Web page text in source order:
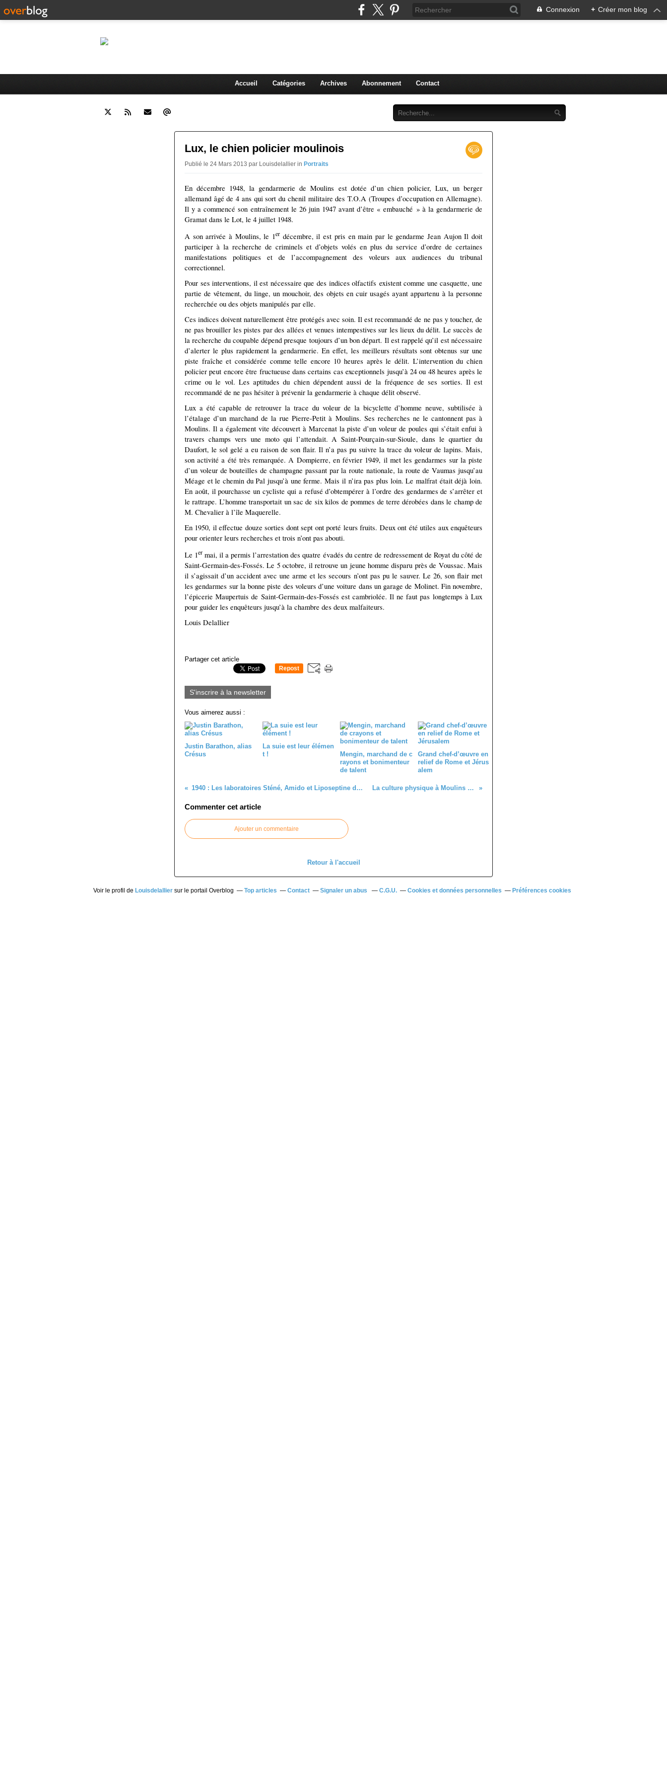
Connexion + Créer mon blog
Accueil Catégories Archives Abonnement Contact
Lux, le chien policier moulinois
Publié le 24 Mars 2013 par Louisdelallier in Portraits
En décembre 1948, la gendarmerie de Moulins est dotée d’un chien policier, Lux, un berger
allemand âgé de 4 ans qui sort du chenil militaire des T.O.A (Troupes d’occupation en Allemagne).
Il y a commencé son entraînement le 26 juin 1947 avant d’être « embauché » à la gendarmerie de
Gramat dans le Lot, le 4 juillet 1948.
A son arrivée à Moulins, le 1er décembre, il est pris en main par le gendarme Jean Aujon Il doit
participer à la recherche de criminels et d’objets volés en plus du service d’ordre de certaines
manifestations politiques et de l’accompagnement des voleurs aux audiences du tribunal
correctionnel.
Pour ses interventions, il est nécessaire que des indices olfactifs existent comme une casquette, une
partie de vêtement, du linge, un mouchoir, des objets en cuir usagés ayant appartenu à la personne
recherchée ou des objets manipulés par elle.
Ces indices doivent naturellement être protégés avec soin. Il est recommandé de ne pas y toucher, de
ne pas brouiller les pistes par des allées et venues intempestives sur les lieux du délit. Le succès de
la recherche du coupable dépend presque toujours d’un bon départ. Il est rappelé qu’il est nécessaire
d’alerter le plus rapidement la gendarmerie. En effet, les meilleurs résultats sont obtenus sur une
piste fraîche et considérée comme telle encore 10 heures après le délit. L’intervention du chien
policier peut encore être fructueuse dans certains cas exceptionnels jusqu’à 24 ou 48 heures après le
crime ou le vol. Les aptitudes du chien dépendent aussi de la fréquence de ses sorties. Il est
recommandé de ne pas hésiter à prévenir la gendarmerie à chaque délit observé.
Lux a été capable de retrouver la trace du voleur de la bicyclette d’homme neuve, subtilisée à
l’étalage d’un marchand de la rue Pierre-Petit à Moulins. Ses recherches ne le cantonnent pas à
Moulins. Il a également vite découvert à Marcenat la piste d’un voleur de poules qui s’était enfui à
travers champs vers une moto qui l’attendait. A Saint-Pourçain-sur-Sioule, dans le quartier du
Daufort, le sol gelé a eu raison de son flair. Il n’a pas pu suivre la trace du voleur de lapins. Mais,
son activité a été très remarquée. A Dompierre, en février 1949, il met les gendarmes sur la piste
d’un voleur de bouteilles de champagne passant par la route nationale, la route de Vaumas jusqu’au
Méage et le chemin du Pal jusqu’à une ferme. Mais il n’ira pas plus loin. Le malfrat était déjà loin.
En août, il pourchasse un cycliste qui a refusé d’obtempérer à l’ordre des gendarmes de s’arrêter et
le rattrape. L’homme transportait un sac de six kilos de pommes de terre dérobées dans le champ de
M. Chevalier à l’île Maquerelle.
En 1950, il effectue douze sorties dont sept ont porté leurs fruits. Deux ont été utiles aux enquêteurs
pour orienter leurs recherches et trois n’ont pas abouti.
Le 1er mai, il a permis l’arrestation des quatre évadés du centre de redressement de Royat du côté de
Saint-Germain-des-Fossés. Le 5 octobre, il retrouve un jeune homme disparu près de Voussac. Mais
il s’agissait d’un accident avec une arme et les secours n’ont pas pu le sauver. Le 26, son flair met
les gendarmes sur la bonne piste des voleurs d’une voiture dans un garage de Molinet. Fin novembre,
l’épicerie Maupertuis de Saint-Germain-des-Fossés est cambriolée. Il ne faut pas longtemps à Lux
pour guider les enquêteurs jusqu’à la chambre des deux malfaiteurs.
Louis Delallier
Partager cet article
Repost
S'inscrire à la newsletter
Vous aimerez aussi :
Justin Barathon, alias
Crésus
La suie est leur élémen
t !
Mengin, marchand de c
rayons et bonimenteur
de talent
Grand chef-d’œuvre en
relief de Rome et Jérus
alem
1940 : Les laboratoires Sténé, Amido et Liposeptine de Lille se replient à Moulins La culture physique à Moulins entre 1939 et 1949
Commenter cet article
Ajouter un commentaire
Retour à l'accueil
Voir le profil de Louisdelalliersur le portail Overblog Top articles Contact Signaler un abus C.G.U. Cookies et données personnelles Préférences cookies